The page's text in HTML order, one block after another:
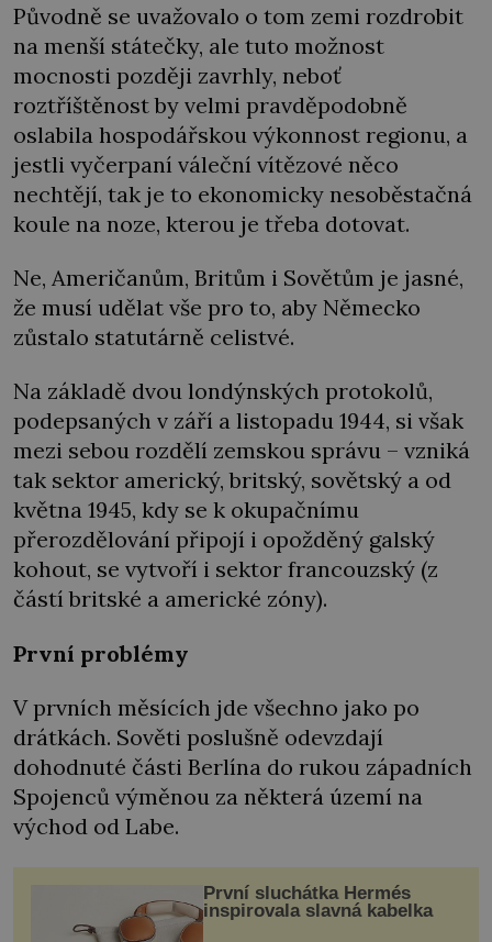
Původně se uvažovalo o tom zemi rozdrobit
na menší státečky, ale tuto možnost
mocnosti později zavrhly, neboť
roztříštěnost by velmi pravděpodobně
oslabila hospodářskou výkonnost regionu, a
jestli vyčerpaní váleční vítězové něco
nechtějí, tak je to ekonomicky nesoběstačná
koule na noze, kterou je třeba dotovat.
Ne, Američanům, Britům i Sovětům je jasné,
že musí udělat vše pro to, aby Německo
zůstalo statutárně celistvé.
Na základě dvou londýnských protokolů,
podepsaných v září a listopadu 1944, si však
mezi sebou rozdělí zemskou správu – vzniká
tak sektor americký, britský, sovětský a od
května 1945, kdy se k okupačnímu
přerozdělování připojí i opožděný galský
kohout, se vytvoří i sektor francouzský (z
částí britské a americké zóny).
První problémy
V prvních měsících jde všechno jako po
drátkách. Sověti poslušně odevzdají
dohodnuté části Berlína do rukou západních
Spojenců výměnou za některá území na
východ od Labe.
První sluchátka Hermés
inspirovala slavná kabelka